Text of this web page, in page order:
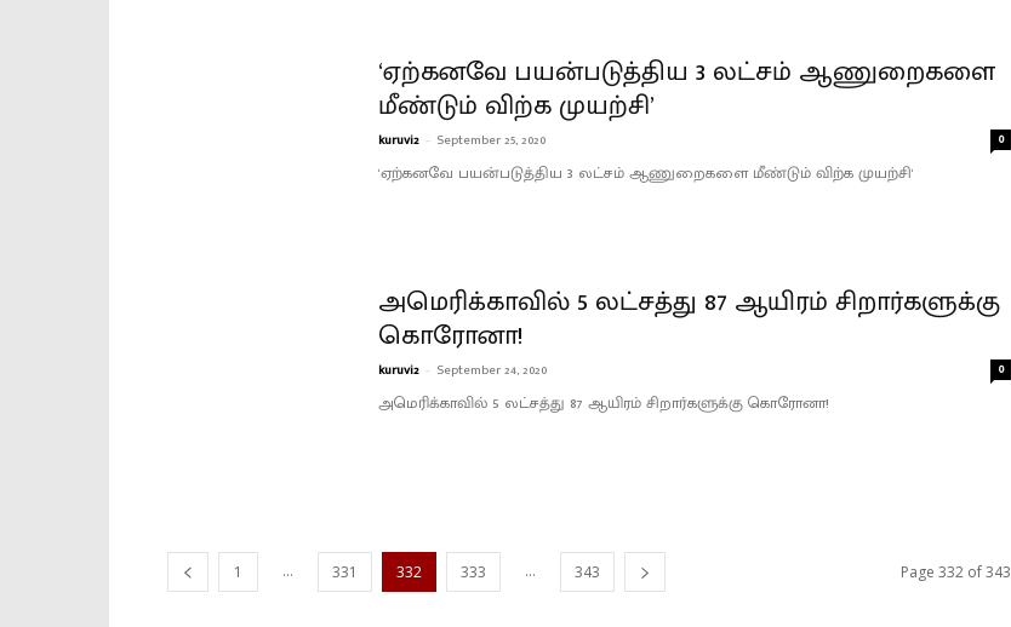
‘ஏற்கனவே பயன்படுத்திய 3 லட்சம் ஆணுறைகளை
மீண்டும் விற்க முயற்சி’
kuruvi2 - September 25, 2020 0
'ஏற்கனவே பயன்படுத்திய 3 லட்சம் ஆணுறைகளை மீண்டும் விற்க முயற்சி'
அமெரிக்காவில் 5 லட்சத்து 87 ஆயிரம் சிறார்களுக்கு
கொரோனா!
kuruvi2 - September 24, 2020 0
அமெரிக்காவில் 5 லட்சத்து 87 ஆயிரம் சிறார்களுக்கு கொரோனா!
1 ... 331 332 333 ... 343 Page 332 of 343